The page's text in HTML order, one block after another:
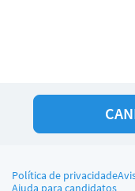
Política de privacidade
Ajuda para candidatos